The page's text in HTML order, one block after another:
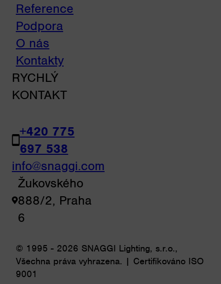
Reference
Podpora
O nás
Kontakty
RYCHLÝ
KONTAKT
+420 775
697 538
info@snaggi.com
Žukovského
888/2, Praha
6
© 1995 - 2026 SNAGGI Lighting, s.r.o.,
Všechna práva vyhrazena. | Certifikováno ISO
9001